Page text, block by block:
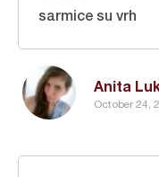
Anita
October 24,
sarmice su vrh